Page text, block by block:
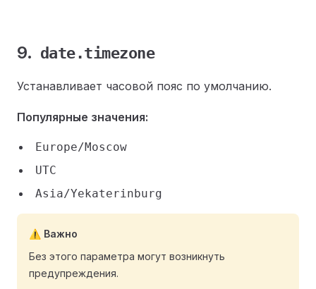
9. date.timezone
Устанавливает часовой пояс по умолчанию.
Популярные значения:
Europe/Moscow
UTC
Asia/Yekaterinburg
⚠️ Важно
Без этого параметра могут возникнуть
предупреждения.